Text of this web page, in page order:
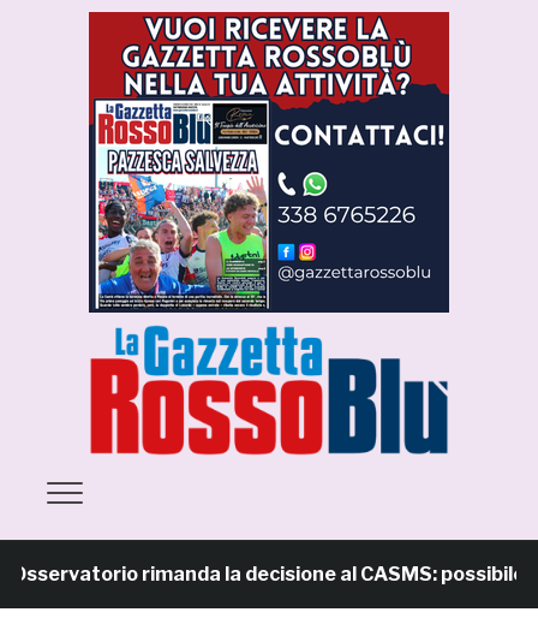
rimanda la decisione al CASMS: possibile